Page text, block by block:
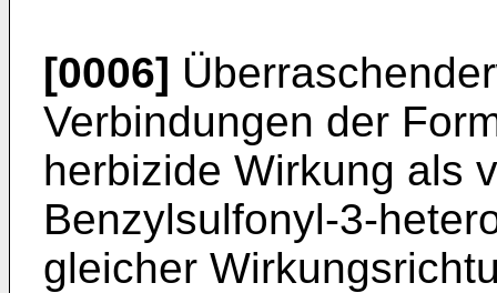
[0006]
Verbindungen der
herbizide Wirkung als
Benzylsulfonyl-3-
gleicher